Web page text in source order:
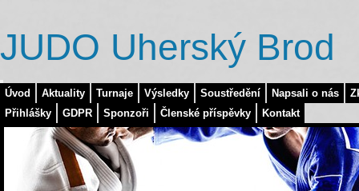
Úvod Aktuality Turnaje Výsledky Soustředění Napsali o nás
Přihlášky
GDPR Sponzoři Členské příspěvky Kontakt
JUDO Uherský Brod